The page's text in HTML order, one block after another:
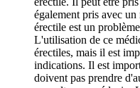
également pris avec
érectile est un
L'utilisation de ce
érectiles, mais il est
indications. Il est
doivent pas prendre